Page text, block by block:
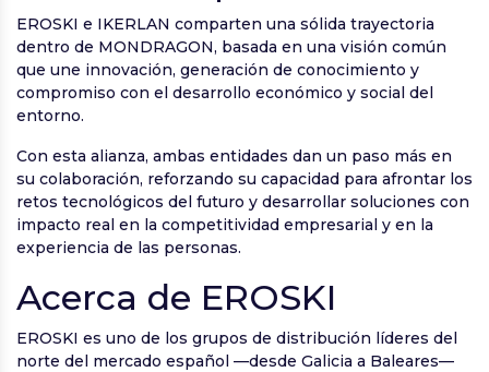
EROSKI e IKERLAN comparten una sólida trayectoria
dentro de MONDRAGON, basada en una visión común
que une innovación, generación de conocimiento y
compromiso con el desarrollo económico y social del
entorno.
Con esta alianza, ambas entidades dan un paso más en
su colaboración, reforzando su capacidad para afrontar los
retos tecnológicos del futuro y desarrollar soluciones con
impacto real en la competitividad empresarial y en la
experiencia de las personas.
Acerca de EROSKI
EROSKI es uno de los grupos de distribución líderes del
norte del mercado español —desde Galicia a Baleares—